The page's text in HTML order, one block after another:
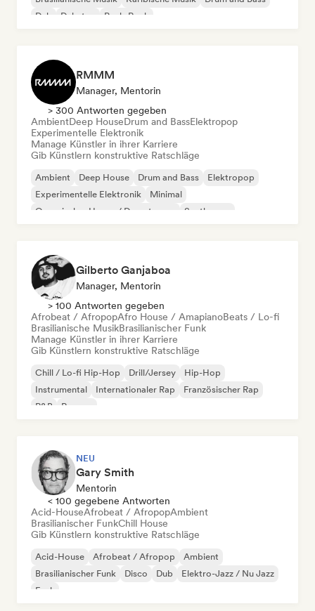
Dub
Dubstep Punk-Rock
RMMM
Manager, Mentorin
> 300 Antworten gegeben
AmbientDeep HouseDrum and BassElektropop
Experimentelle Elektronik
Manage Künstler in ihrer Karriere
Gib Künstlern konstruktive Ratschläge
Ambient Deep House Drum and Bass
Elektropop
Experimentelle Elektronik
Minimal
Organischer House / Downtempo
Synthwave
Gilberto Ganjaboa
Manager, Mentorin
> 100 Antworten gegeben
Afrobeat / AfropopAfro House / AmapianoBeats / Lo-fi
Brasilianische MusikBrasilianischer Funk
Manage Künstler in ihrer Karriere
Gib Künstlern konstruktive Ratschläge
Chill / Lo-fi Hip-Hop Drill/Jersey
Hip-Hop
Instrumental
Internationaler Rap
Französischer Rap
R&B
Reggae
NEU
Gary Smith
Mentorin
< 100 gegebene Antworten
Acid-HouseAfrobeat / AfropopAmbient
Brasilianischer FunkChill House
Gib Künstlern konstruktive Ratschläge
Acid-House Afrobeat / Afropop
Ambient
Brasilianischer Funk
Disco Dub
Elektro-Jazz / Nu Jazz
Funk